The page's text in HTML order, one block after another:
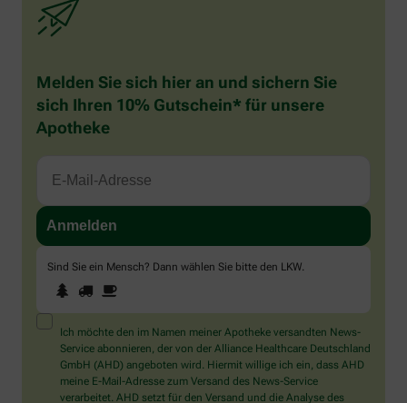
Melden Sie sich hier an und sichern Sie
sich Ihren 10% Gutschein* für unsere
Apotheke
Sind Sie ein Mensch? Dann wählen Sie bitte den LKW
Sind
Sie
ein
Mensch?
Dann
wählen
Sie
bitte
1 2
Ich möchte den im Namen meiner Apotheke versandten News-
Service abonnieren, der von der Alliance Healthcare Deutschland
GmbH (AHD) angeboten wird. Hiermit willige ich ein, dass AHD
meine E-Mail-Adresse zum Versand des News-Service
verarbeitet. AHD setzt für den Versand und die Analyse des